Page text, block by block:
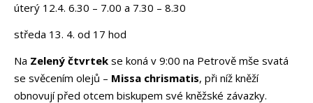
úterý 12.4. 6.30 – 7.00 a 7.30 – 8.30
středa 13. 4. od 17 hod
Na Zelený čtvrtek se koná v 9:00 na Petrově mše svatá
se svěcením olejů – Missa chrismatis, při níž kněží
obnovují před otcem biskupem své kněžské závazky.